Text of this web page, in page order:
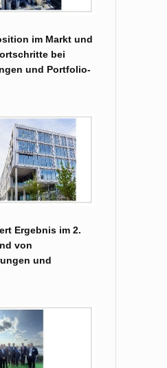
im Markt und
bei
und Portfolio­
Ergebnis im 2.
von
und